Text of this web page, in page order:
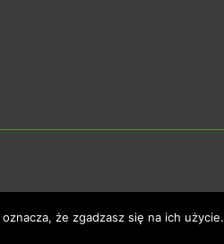
że zgadzasz się na ich użycie.